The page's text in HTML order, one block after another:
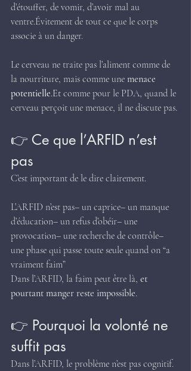
d’étouffer, de vomir, d’avoir mal au
ventre.Évitement de tout ce que le corps
associe à un danger.
Le cerveau ne traite pas l’aliment comme de
la nourriture, mais comme une menace
potentielle.Et comme pour le PDA, quand le
cerveau perçoit une menace, il ne discute pas.
👉 Ce que l’ARFID n’est
pas
C’est important de le dire clairement.
L’ARFID n’est pas– un caprice– un manque
d’éducation– un refus d’obéir– une
provocation– une recherche de contrôle–
une phase qui passe toute seule quand on “a
vraiment faim”
Dans l’ARFID, la faim peut être là, et
pourtant manger reste impossible.
👉 Pourquoi la volonté ne
suffit pas
Dans l’ARFID, le problème n’est pas cognitif.